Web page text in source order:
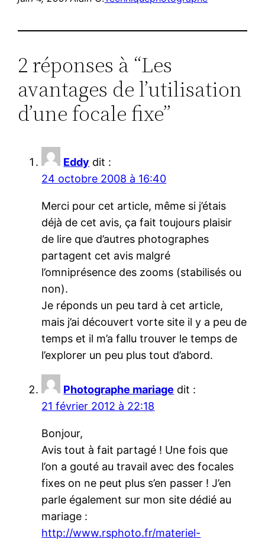
2 réponses à “Les
avantages de l’utilisation
d’une focale fixe”
Eddy dit :
24 octobre 2008 à 16:40
Merci pour cet article, même si j’étais
déjà de cet avis, ça fait toujours plaisir
de lire que d’autres photographes
partagent cet avis malgré
l’omniprésence des zooms (stabilisés ou
non).
Je réponds un peu tard à cet article,
mais j’ai découvert vorte site il y a peu de
temps et il m’a fallu trouver le temps de
l’explorer un peu plus tout d’abord.
Photographe mariage dit :
21 février 2012 à 22:18
Bonjour,
Avis tout à fait partagé ! Une fois que
l’on a gouté au travail avec des focales
fixes on ne peut plus s’en passer ! J’en
parle également sur mon site dédié au
mariage :
http://www.rsphoto.fr/materiel-